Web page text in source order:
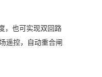
，也可实现双回路
遥控，自动重合闸